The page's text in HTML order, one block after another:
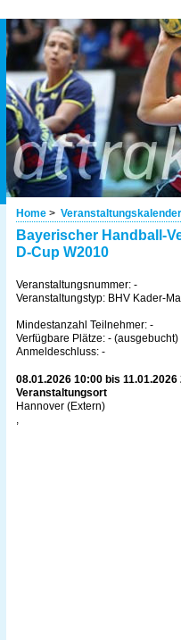
Home > Veranstaltungskalender
Bayerischer Handball-
D-Cup W2010
Veranstaltungsnummer: -
Veranstaltungstyp: BHV Kader-
Mindestanzahl Teilnehmer: -
Verfügbare Plätze: - (ausgebucht)
Anmeldeschluss: -
08.01.2026 10:00 bis 11.01.2026
Veranstaltungsort
Hannover (Extern)
,